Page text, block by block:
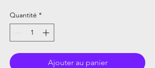
Quantité *
Ajouter au panier